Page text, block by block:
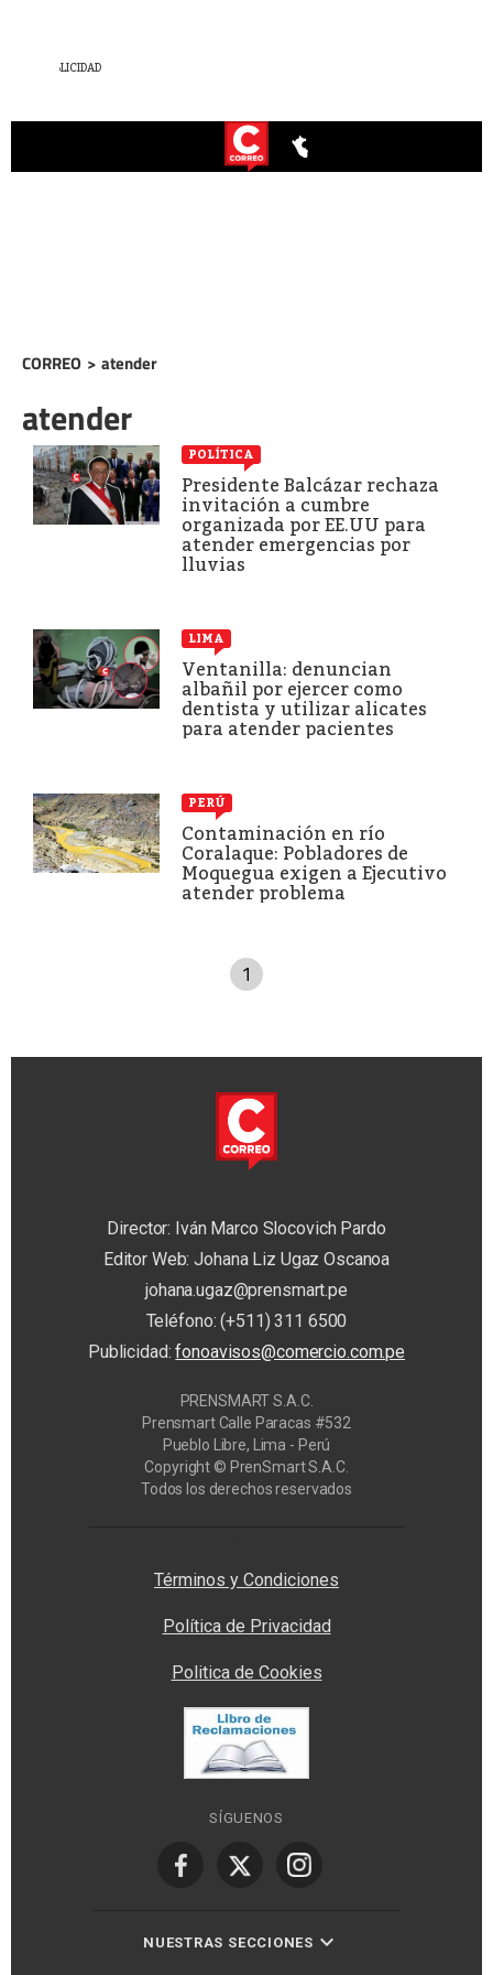
CORREO > atender
atender
POLÍTICA
Presidente Balcázar rechaza
invitación a cumbre
organizada por EE.UU para
atender emergencias por
lluvias
LIMA
Ventanilla: denuncian
albañil por ejercer como
dentista y utilizar alicates
para atender pacientes
PERÚ
Contaminación en río
Coralaque: Pobladores de
Moquegua exigen a Ejecutivo
atender problema
1
Director: Iván Marco Slocovich Pardo
Editor Web: Johana Liz Ugaz Oscanoa
johana.ugaz@prensmart.pe
Teléfono: (+511) 311 6500
Publicidad:fonoavisos@comercio.com.pe
PRENSMART S.A.C.
Prensmart Calle Paracas #532
Pueblo Libre, Lima - Perú
Copyright © PrenSmart S.A.C.
Todos los derechos reservados
Términos y Condiciones
Política de Privacidad
Politica de Cookies
SÍGUENOS
NUESTRAS SECCIONES